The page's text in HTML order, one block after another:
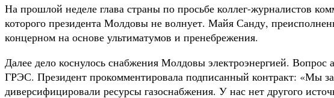
На прошлой неделе глава страны по просьбе коллег-журналистов
которого президента Молдовы не волнует. Майя Санду,
концерном на основе ультиматумов и пренебрежения.
Далее дело коснулось снабжения Молдовы электроэнергией. Вопрос
ГРЭС. Президент прокомментировала подписанный контракт: «Мы
диверсифицировали ресурсы газоснабжения. У нас нет другого